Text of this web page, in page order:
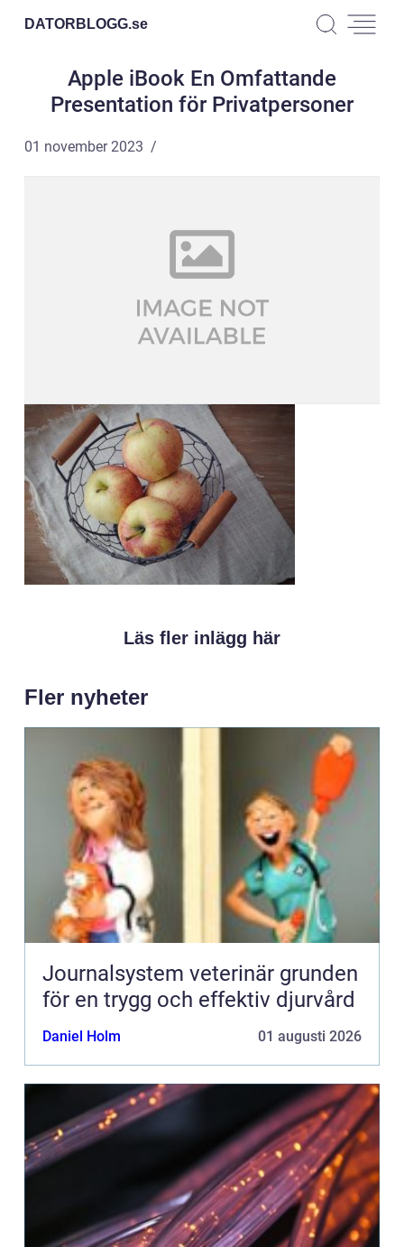
DATORBLOGG.se
Apple iBook En Omfattande
Presentation för Privatpersoner
01 november 2023
Läs fler inlägg här
Fler nyheter
Journalsystem veterinär grunden
för en trygg och effektiv djurvård
Daniel Holm 01 augusti 2026